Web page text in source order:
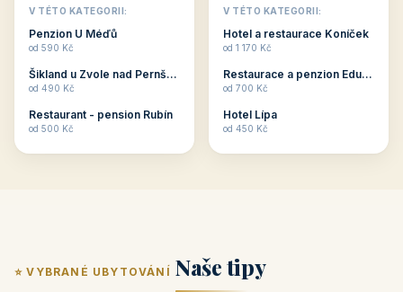
objekty, které nabízí
ubytování skupin v
penzionech, hotelích a
Budete překva...
V TÉTO KATEGORII:
Penzion U Méďů
od 590 Kč
Šikland u Zvole nad Pernštejnem
od 490 Kč
Restaurant - pension Rubín
od 500 Kč
objekty, které mají
zkušenosti pořádat i
menší firemní akce a
ob...
V TÉTO KATEGORII:
Hotel a restaurace Koníček
od 1 170 Kč
Restaurace a penzion Eduard
od 700 Kč
Hotel Lípa
od 450 Kč
⭐ VYBRANÉ UBYTOVÁNÍ Naše tipy